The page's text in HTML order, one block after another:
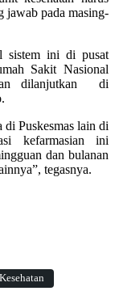
jawab pada masing-
sistem ini di pusat
Sakit Nasional
dilanjutkan di
di Puskesmas lain di
kefarmasian ini
dan bulanan
tegasnya.